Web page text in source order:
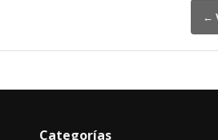
←
Categorías